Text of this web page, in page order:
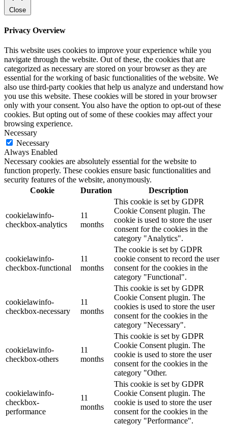
Close
Privacy Overview
This website uses cookies to improve your experience while you
navigate through the website. Out of these, the cookies that are
categorized as necessary are stored on your browser as they are
essential for the working of basic functionalities of the website. We
also use third-party cookies that help us analyze and understand how
you use this website. These cookies will be stored in your browser
only with your consent. You also have the option to opt-out of these
cookies. But opting out of some of these cookies may affect your
browsing experience.
Necessary
Necessary
Always Enabled
Necessary cookies are absolutely essential for the website to
function properly. These cookies ensure basic functionalities and
security features of the website, anonymously.
Cookie
Duration Description
cookielawinfo-
checkbox-analytics
11
months
This cookie is set by GDPR
Cookie Consent plugin. The
cookie is used to store the user
consent for the cookies in the
category "Analytics".
cookielawinfo-
checkbox-functional
11
months
The cookie is set by GDPR
cookie consent to record the user
consent for the cookies in the
category "Functional".
cookielawinfo-
checkbox-necessary
11
months
This cookie is set by GDPR
Cookie Consent plugin. The
cookies is used to store the user
consent for the cookies in the
category "Necessary".
cookielawinfo-
checkbox-others
11
months
This cookie is set by GDPR
Cookie Consent plugin. The
cookie is used to store the user
consent for the cookies in the
category "Other.
cookielawinfo-
checkbox-
performance
11
months
This cookie is set by GDPR
Cookie Consent plugin. The
cookie is used to store the user
consent for the cookies in the
category "Performance".